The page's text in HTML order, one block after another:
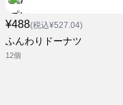
¥488(税込¥527.04)
ふんわりドーナツ
12個